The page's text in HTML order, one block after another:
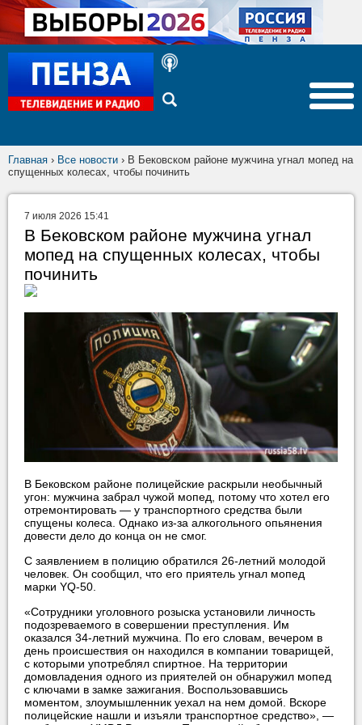
Главная › Все новости › В Бековском районе мужчина угнал мопед на
спущенных колесах, чтобы починить
7 июля 2026 15:41
В Бековском районе мужчина угнал
мопед на спущенных колесах, чтобы
починить
В Бековском районе полицейские раскрыли необычный
угон: мужчина забрал чужой мопед, потому что хотел его
отремонтировать — у транспортного средства были
спущены колеса. Однако из-за алкогольного опьянения
довести дело до конца он не смог.
С заявлением в полицию обратился 26-летний молодой
человек. Он сообщил, что его приятель угнал мопед
марки YQ-50.
«Сотрудники уголовного розыска установили личность
подозреваемого в совершении преступления. Им
оказался 34-летний мужчина. По его словам, вечером в
день происшествия он находился в компании товарищей,
с которыми употреблял спиртное. На территории
домовладения одного из приятелей он обнаружил мопед
с ключами в замке зажигания. Воспользовавшись
моментом, злоумышленник уехал на нем домой. Вскоре
полицейские нашли и изъяли транспортное средство», —